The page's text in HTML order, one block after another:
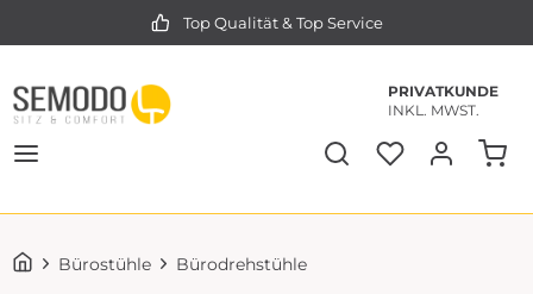
Top Qualität & Top Service
PRIVATKUNDE
INKL. MWST.
Bürostühle Bürodrehstühle